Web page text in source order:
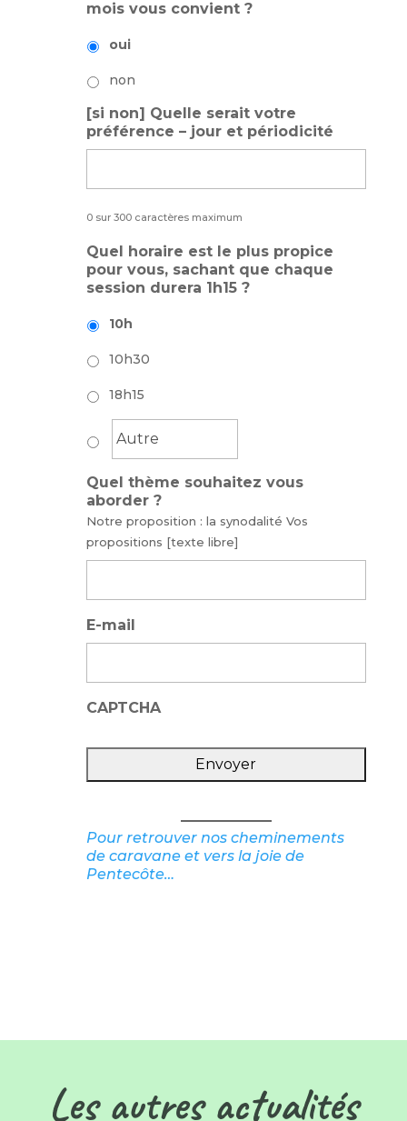
mois vous convient ?
oui
non
[si non] Quelle serait votre
préférence – jour et périodicité
0 sur 300 caractères maximum
Quel horaire est le plus propice
pour vous, sachant que chaque
session durera 1h15 ?
10h
10h30
18h15
Quel thème souhaitez vous
aborder ?
Notre proposition : la synodalité Vos
propositions [texte libre]
E-mail
CAPTCHA
Pour retrouver nos cheminements
de caravane et vers la joie de
Pentecôte…
Les autres actualités